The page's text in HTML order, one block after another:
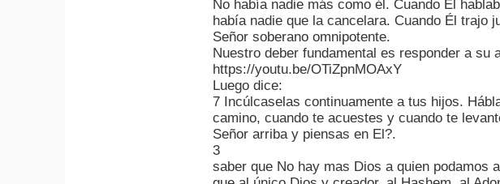
No había nadie más como él. Cuando Él
había nadie que la cancelara. Cuando Él trajo
Señor soberano omnipotente.
Nuestro deber fundamental es responder a su
https://youtu.be/OTiZpnMOAxY
Luego dice:
7 Incúlcaselas continuamente a tus hijos.
camino, cuando te acuestes y cuando te
Señor arriba y piensas en El?.
3
saber que No hay mas Dios a quien podamos